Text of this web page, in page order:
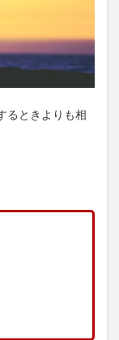
るときよりも相